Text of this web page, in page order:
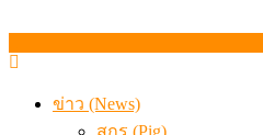
ข่าว (News)
สุกร (Pig)